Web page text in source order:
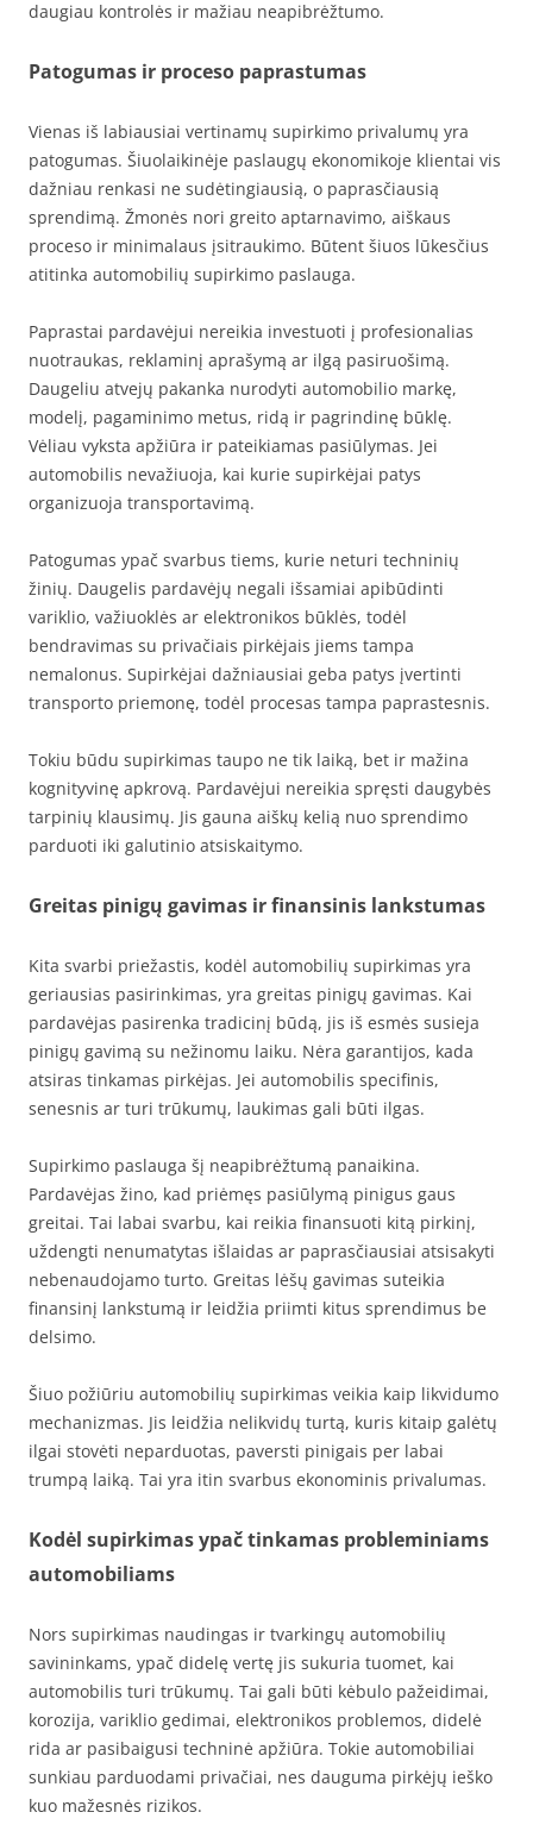
daugiau kontrolės ir mažiau neapibrėžtumo.
Patogumas ir proceso paprastumas
Vienas iš labiausiai vertinamų supirkimo privalumų yra
patogumas. Šiuolaikinėje paslaugų ekonomikoje klientai vis
dažniau renkasi ne sudėtingiausią, o paprasčiausią
sprendimą. Žmonės nori greito aptarnavimo, aiškaus
proceso ir minimalaus įsitraukimo. Būtent šiuos lūkesčius
atitinka automobilių supirkimo paslauga.
Paprastai pardavėjui nereikia investuoti į profesionalias
nuotraukas, reklaminį aprašymą ar ilgą pasiruošimą.
Daugeliu atvejų pakanka nurodyti automobilio markę,
modelį, pagaminimo metus, ridą ir pagrindinę būklę.
Vėliau vyksta apžiūra ir pateikiamas pasiūlymas. Jei
automobilis nevažiuoja, kai kurie supirkėjai patys
organizuoja transportavimą.
Patogumas ypač svarbus tiems, kurie neturi techninių
žinių. Daugelis pardavėjų negali išsamiai apibūdinti
variklio, važiuoklės ar elektronikos būklės, todėl
bendravimas su privačiais pirkėjais jiems tampa
nemalonus. Supirkėjai dažniausiai geba patys įvertinti
transporto priemonę, todėl procesas tampa paprastesnis.
Tokiu būdu supirkimas taupo ne tik laiką, bet ir mažina
kognityvinę apkrovą. Pardavėjui nereikia spręsti daugybės
tarpinių klausimų. Jis gauna aiškų kelią nuo sprendimo
parduoti iki galutinio atsiskaitymo.
Greitas pinigų gavimas ir finansinis lankstumas
Kita svarbi priežastis, kodėl automobilių supirkimas yra
geriausias pasirinkimas, yra greitas pinigų gavimas. Kai
pardavėjas pasirenka tradicinį būdą, jis iš esmės susieja
pinigų gavimą su nežinomu laiku. Nėra garantijos, kada
atsiras tinkamas pirkėjas. Jei automobilis specifinis,
senesnis ar turi trūkumų, laukimas gali būti ilgas.
Supirkimo paslauga šį neapibrėžtumą panaikina.
Pardavėjas žino, kad priėmęs pasiūlymą pinigus gaus
greitai. Tai labai svarbu, kai reikia finansuoti kitą pirkinį,
uždengti nenumatytas išlaidas ar paprasčiausiai atsisakyti
nebenaudojamo turto. Greitas lėšų gavimas suteikia
finansinį lankstumą ir leidžia priimti kitus sprendimus be
delsimo.
Šiuo požiūriu automobilių supirkimas veikia kaip likvidumo
mechanizmas. Jis leidžia nelikvidų turtą, kuris kitaip galėtų
ilgai stovėti neparduotas, paversti pinigais per labai
trumpą laiką. Tai yra itin svarbus ekonominis privalumas.
Kodėl supirkimas ypač tinkamas probleminiams
automobiliams
Nors supirkimas naudingas ir tvarkingų automobilių
savininkams, ypač didelę vertę jis sukuria tuomet, kai
automobilis turi trūkumų. Tai gali būti kėbulo pažeidimai,
korozija, variklio gedimai, elektronikos problemos, didelė
rida ar pasibaigusi techninė apžiūra. Tokie automobiliai
sunkiau parduodami privačiai, nes dauguma pirkėjų ieško
kuo mažesnės rizikos.